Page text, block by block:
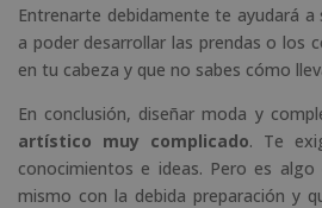
Entrenarte debidamente te ayudará
a poder desarrollar las prendas o los
en tu cabeza y que no sabes cómo
En conclusión, diseñar moda y
artístico muy complicado. Te
conocimientos e ideas. Pero es
mismo con la debida preparación y